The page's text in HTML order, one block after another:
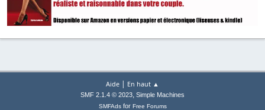
Aide | En haut ▲
SMF 2.1.4 © 2023, Simple Machines
SMFAdsfor Free Forums